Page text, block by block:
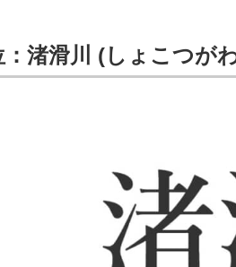
：渚滑川 (しょこつが